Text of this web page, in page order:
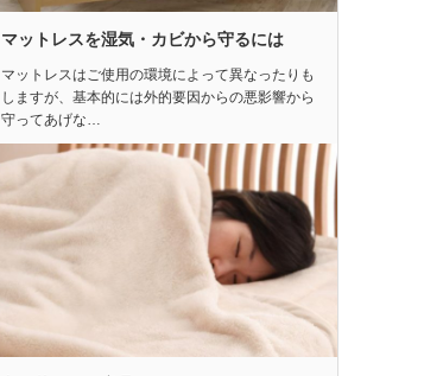
マットレスを湿気・カビから守るには
マットレスはご使用の環境によって異なったりも
しますが、基本的には外的要因からの悪影響から
守ってあげな…